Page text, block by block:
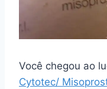
Você chegou ao
Cytotec/